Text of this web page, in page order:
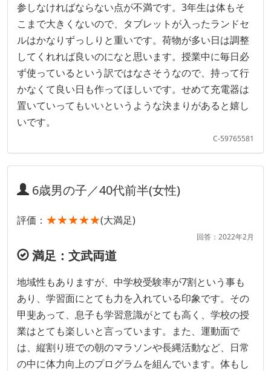
参しなければならない点が不満です。3年生は体もそ
こまで大きくないので、タブレットが入ったランドセ
ルはかなりずっしりと重いです。荷物が多い日は調整
してくれれば良いのになと思います。授業中に毎日必
ず使っているという訳ではなさそうなので、持って行
かなくて良い日も作ってほしいです。せめて充電器は
置いていってもいいというような決まりがあると嬉し
いです。
C-59765581
6歳男の子／40代前半(女性)
評価： ★★★★★(大満足)
回答：2022年2月
満足：文武両道
地域性もありますが、中学校受験率が7割という事も
あり、学習面にとても力を入れている印象です。その
甲斐あって、息子も学習意識がとても高く、学校の授
業はとても楽しいと言っています。また、運動面で
は、縦割り班での朝のマラソンや長縄活動など、日常
の中に体力向上のプログラムを組んでいます。体もし